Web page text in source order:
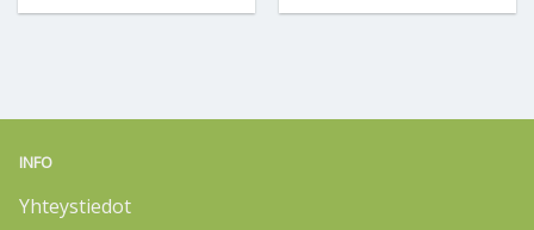
INFO
Yhteystiedot